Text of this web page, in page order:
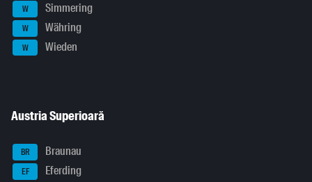
W Simmering
W Währing
W Wieden
Austria Superioară
BR Braunau
EF Eferding